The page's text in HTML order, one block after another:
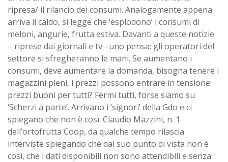
ripresa/ il rilancio dei consumi. Analogamente appena
arriva il caldo, si legge che ‘esplodono’ i consumi di
meloni, angurie, frutta estiva. Davanti a queste notizie
– riprese dai giornali e tv –uno pensa: gli operatori del
settore si sfregheranno le mani. Se aumentano i
consumi, deve aumentare la domanda, bisogna tenere i
magazzini pieni, i prezzi possono entrare in tensione:
prezzi buoni per tutti? Fermi tutti, forse siamo su
‘Scherzi a parte’. Arrivano i ‘signori’ della Gdo e ci
spiegano che non è così. Claudio Mazzini, n. 1
dell’ortofrutta Coop, da qualche tempo rilascia
interviste spiegando che dal suo punto di vista non è
così, che i dati disponibili non sono attendibili e senza